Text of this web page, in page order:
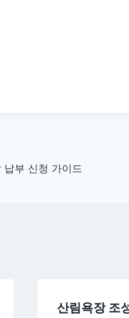
부 신청 가이드
산림욕장 조